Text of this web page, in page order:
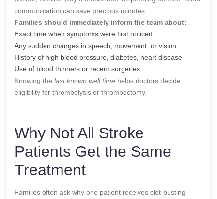
communication can save precious minutes.
Families should immediately inform the team about:
Exact time when symptoms were first noticed
Any sudden changes in speech, movement, or vision
History of high blood pressure, diabetes, heart disease
Use of blood thinners or recent surgeries
Knowing the last known well time helps doctors decide
eligibility for thrombolysis or thrombectomy.
Why Not All Stroke
Patients Get the Same
Treatment
Families often ask why one patient receives clot-busting